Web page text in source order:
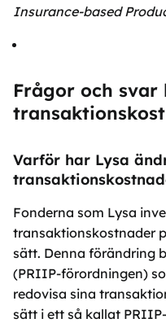
Insurance-based
Frågor och svar
Varför har Lysa
Fonderna som Lysa
transaktionskostnader
sätt. Denna förändring
(PRIIP-förordningen)
redovisa sina
sätt i ett så kallat